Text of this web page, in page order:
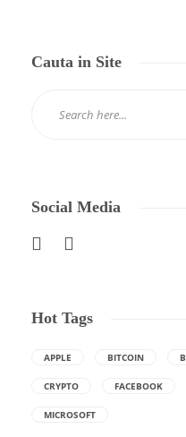
Cauta in Site
Social Media
Hot Tags
APPLE BITCOIN
CRYPTO FACEBOOK
MICROSOFT